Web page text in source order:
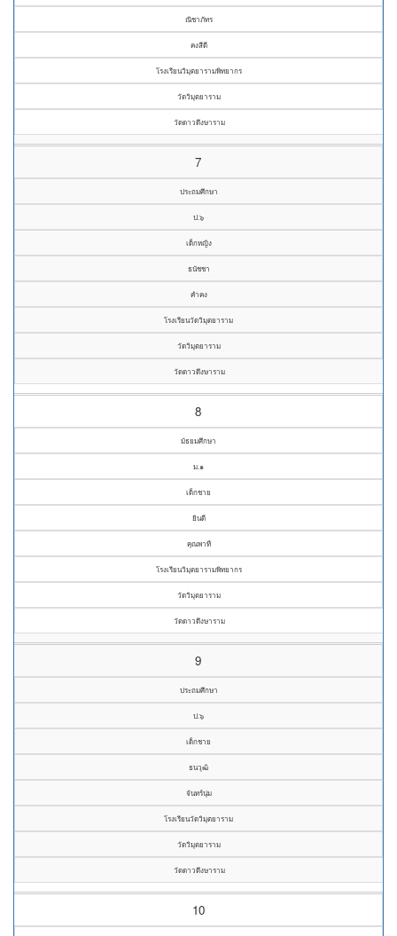
ณิชาภัทร
คงสีดี
โรงเรียนวิมุตยารามพิทยากร
วัดวิมุตยาราม
วัดดาวดึงษาราม
7
ประถมศึกษา
ป.๖
เด็กหญิง
ธนัชชา
คำคง
โรงเรียนวัดวิมุตยาราม
วัดวิมุตยาราม
วัดดาวดึงษาราม
8
มัธยมศึกษา
ม.๑
เด็กชาย
ยินดี
คุณพาที
โรงเรียนวิมุตยารามพิทยากร
วัดวิมุตยาราม
วัดดาวดึงษาราม
9
ประถมศึกษา
ป.๖
เด็กชาย
ธนวุฒิ
จันทร์นุ่ม
โรงเรียนวัดวิมุตยาราม
วัดวิมุตยาราม
วัดดาวดึงษาราม
10